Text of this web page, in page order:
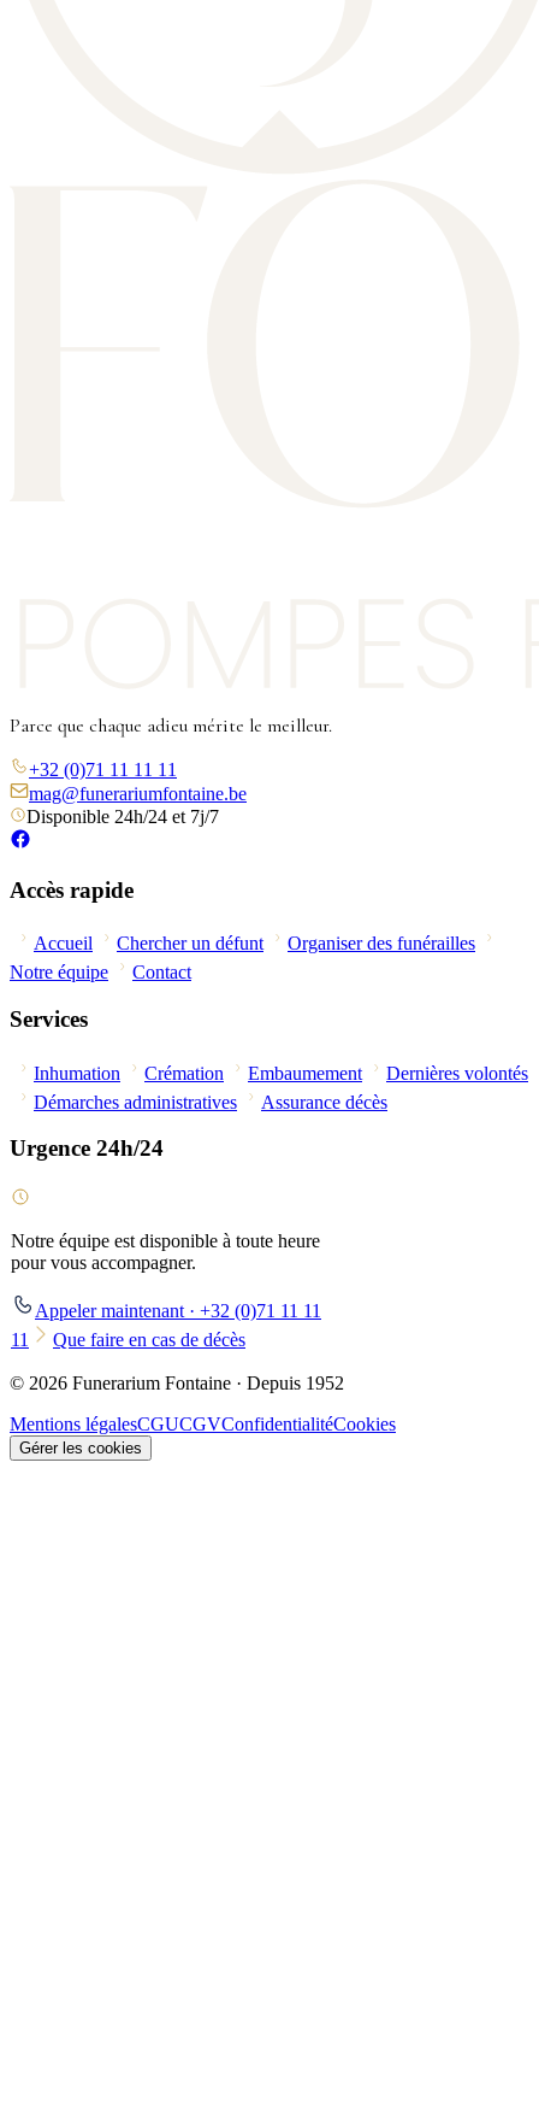
Parce que chaque adieu mérite le meilleur.
+32 (0)71 11 11 11
mag@funerariumfontaine.be
Disponible 24h/24 et 7j/7
Accès rapide
Accueil Chercher un défunt
Organiser des funérailles
Notre équipe
Contact
Services
Inhumation Crémation Embaumement
Dernières volontés
Démarches administratives
Assurance décès
Urgence 24h/24
Notre équipe est disponible à toute heure
pour vous accompagner.
Appeler maintenant · +32 (0)71 11 11
11
Que faire en cas de décès
© 2026 Funerarium Fontaine · Depuis 1952
Mentions légalesCGUCGVConfidentialitéCookies
Gérer les cookies